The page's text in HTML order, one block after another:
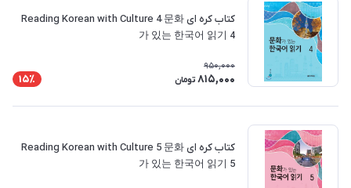
کتاب کره ای Reading Korean with Culture 4 문화
가 있는 한국어 읽기 4
950,000
815,000 تومان 15٪
کتاب کره ای Reading Korean with Culture 5 문화
가 있는 한국어 읽기 5